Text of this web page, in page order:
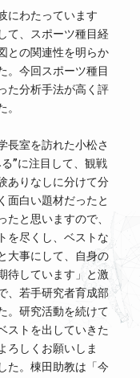
にわたっています
て、スポーツ種目経
との関連性を明らか
。今回スポーツ種目
た分析手法が高く評
。
長室を訪れた小松さ
”に注目して、観戦
ありなしに分けて分
面白い題材だったと
と思いますので、
を尽くし、ベストな
大事にして、自身の
待しています」と激
、若手研究者育成部
。研究活動を続けて
ストを出していきた
ろしくお願いしま
た。棟田助教は「今